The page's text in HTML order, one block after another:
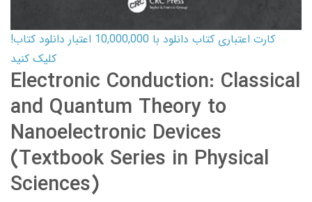
کارت اعتباری کتاب دانلود با 10,000,000 اعتبار دانلود کتاب!
کلیک کنید
Electronic Conduction: Classical
and Quantum Theory to
Nanoelectronic Devices
(Textbook Series in Physical
Sciences)